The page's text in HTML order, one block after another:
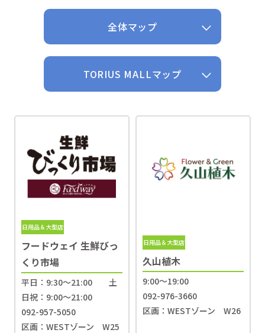
全体マップ
TORIUS MALLマップ
日用品＆大型店
フードウェイ 生鮮びっ
くり市場
平日：9:30～21:00 土
日祝：9:00～21:00
092-957-5050
区画：WESTゾーン W25
日用品＆大型店
久山植木
9:00〜19:00
092-976-3660
区画：WESTゾーン W26